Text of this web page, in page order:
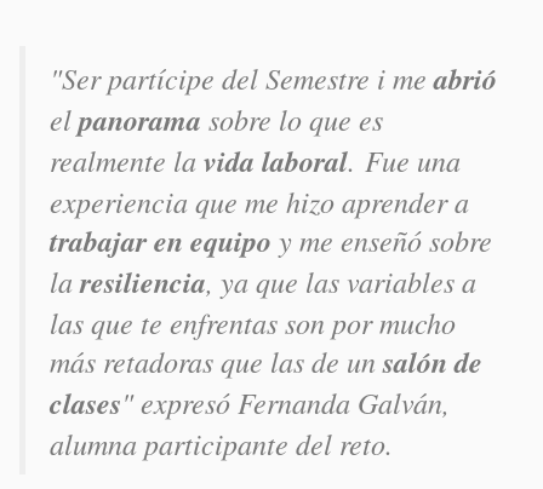
"Ser partícipe del Semestre i meabrió
elpanorama sobre lo que es
realmente lavida laboral. Fue una
experiencia que me hizo aprender a
trabajar en equipo y me enseñó sobre
laresiliencia, ya que las variables a
las que te enfrentas son por mucho
más retadoras que las de unsalón de
clases" expresó Fernanda Galván,
alumna participante del reto.